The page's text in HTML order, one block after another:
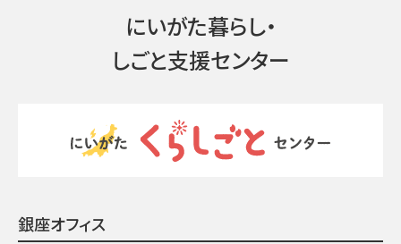
にいがた暮らし・
しごと支援センター
銀座オフィス